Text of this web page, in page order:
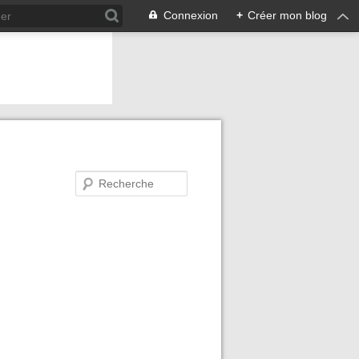
Connexion + Créer mon blog